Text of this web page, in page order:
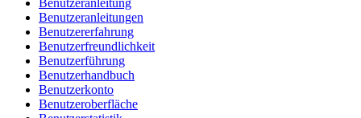
Benutzeranleitung
Benutzeranleitungen
Benutzererfahrung
Benutzerfreundlichkeit
Benutzerführung
Benutzerhandbuch
Benutzerkonto
Benutzeroberfläche